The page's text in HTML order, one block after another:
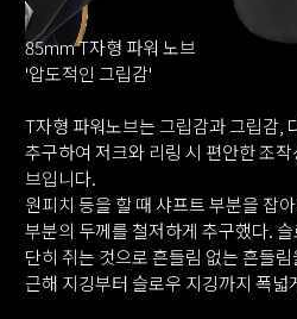
85mm T자형 파워 노브
'압도적인 그립감'
T자형 파워노브는 그립감과 그립감,
추구하여 저크와 리링 시 편안한 조
브입니다.
원피치 등을 할 때 샤프트 부분을 잡
부분의 두께를 철저하게 추구했다.
단히 쥐는 것으로 흔들림 없는 흔들
근해 지깅부터 슬로우 지깅까지 폭넓